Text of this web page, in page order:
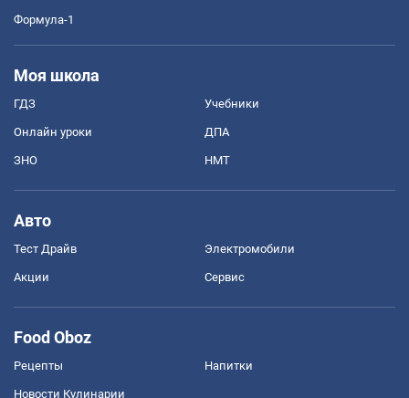
Формула-1
Моя школа
ГДЗ Учебники
Онлайн уроки ДПА
ЗНО НМТ
Авто
Тест Драйв Электромобили
Акции Сервис
Food Oboz
Рецепты Напитки
Новости Кулинарии